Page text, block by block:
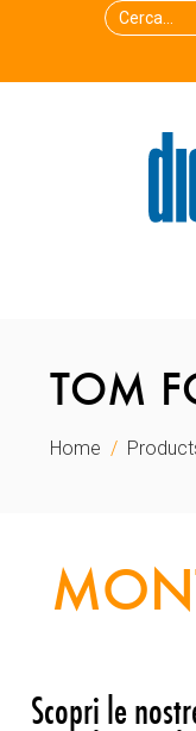
TOM
Home
Scopri le